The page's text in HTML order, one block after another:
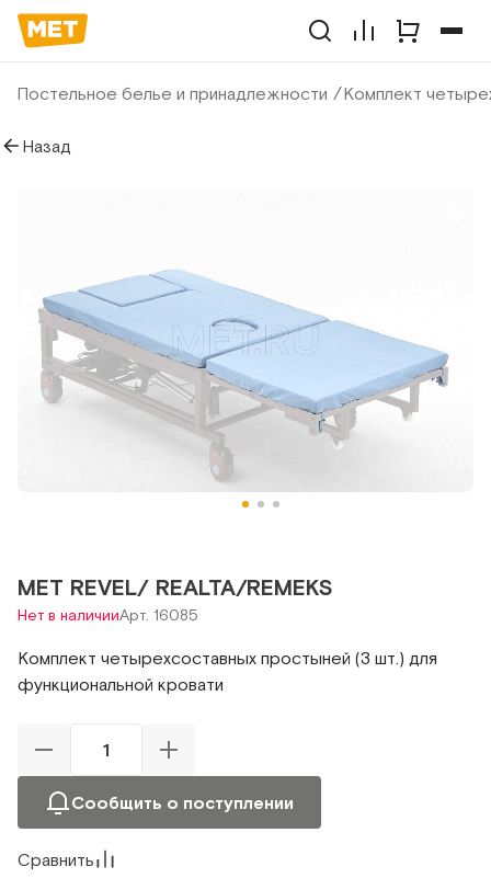
Постельное белье и принадлежности Комплект
Назад
МЕТ REVEL/ REALTA/REMEKS
Нет в наличииАрт. 16085
Комплект четырехсоставных простыней (3 шт.) для
функциональной кровати
Сообщить о поступлении
Сравнить